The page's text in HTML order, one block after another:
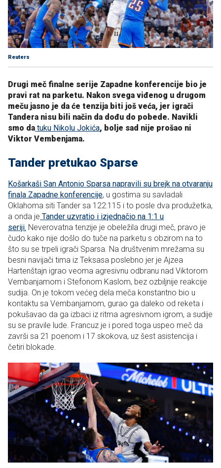
Reuters
Drugi meč finalne serije Zapadne konferencije bio je
pravi rat na parketu. Nakon svega viđenog u drugom
meču jasno je da će tenzija biti još veća, jer igrači
Tandera nisu bili način da dođu do pobede. Navikli
smo da tuku Nikolu Jokića, bolje sad nije prošao ni
Viktor Vembenjama.
Tander pretukao Sparse
Košarkaši San Antonio Sparsa napravili su brejk na otvaranju
finala Zapadne konferencije, u gostima su savladali
Oklahoma siti Tander sa 122:115 i to posle dva produžetka,
a onda je Tander uzvratio i izjednačio na 1:1 u
seriji. Neverovatna tenzije je obeležila drugi meč, pravo je
čudo kako nije došlo do tuče na parketu s obzirom na to
što su se trpeli igrači Sparsa. Na društvenim mrežama su
besni navijači tima iz Teksasa poslebno jer je Ajzea
Hartenštajn igrao veoma agresivnu odbranu nad Viktorom
Vembanjamom i Stefonom Kaslom, bez ozbiljnije reakcije
sudija. On je tokom većeg dela meča konstantno bio u
kontaktu sa Vembanjamom, gurao ga daleko od reketa i
pokušavao da ga izbaci iz ritma agresivnom igrom, a sudije
su se pravile lude. Francuz je i pored toga uspeo meč da
završi sa 21 poenom i 17 skokova, uz šest asistencija i
četiri blokade.